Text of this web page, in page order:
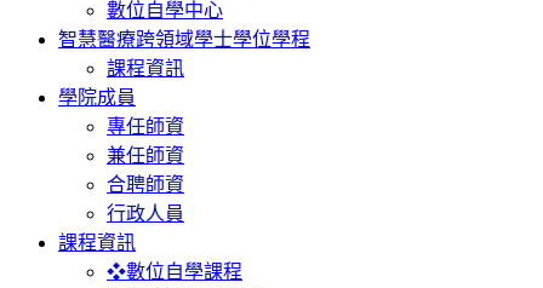
數位自學中心
智慧醫療跨領域學士學位學程
課程資訊
學院成員
專任師資
兼任師資
合聘師資
行政人員
課程資訊
❖數位自學課程